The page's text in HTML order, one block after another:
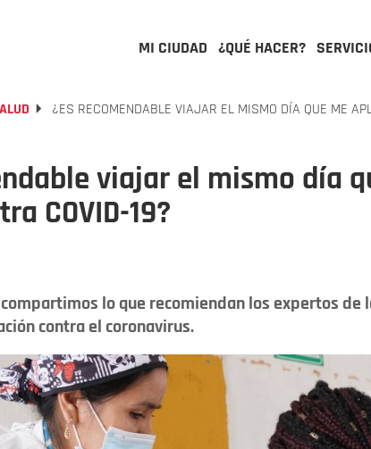
MI CIUDAD ¿QUÉ HACER?
¿ES RECOMENDABLE VIAJAR EL MISMO DÍA QUE ME
viajar el mismo día
COVID-19?
lo que recomiendan los expertos de
contra el coronavirus.